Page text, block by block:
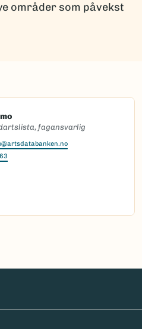
områder som påvekst
fagansvarlig